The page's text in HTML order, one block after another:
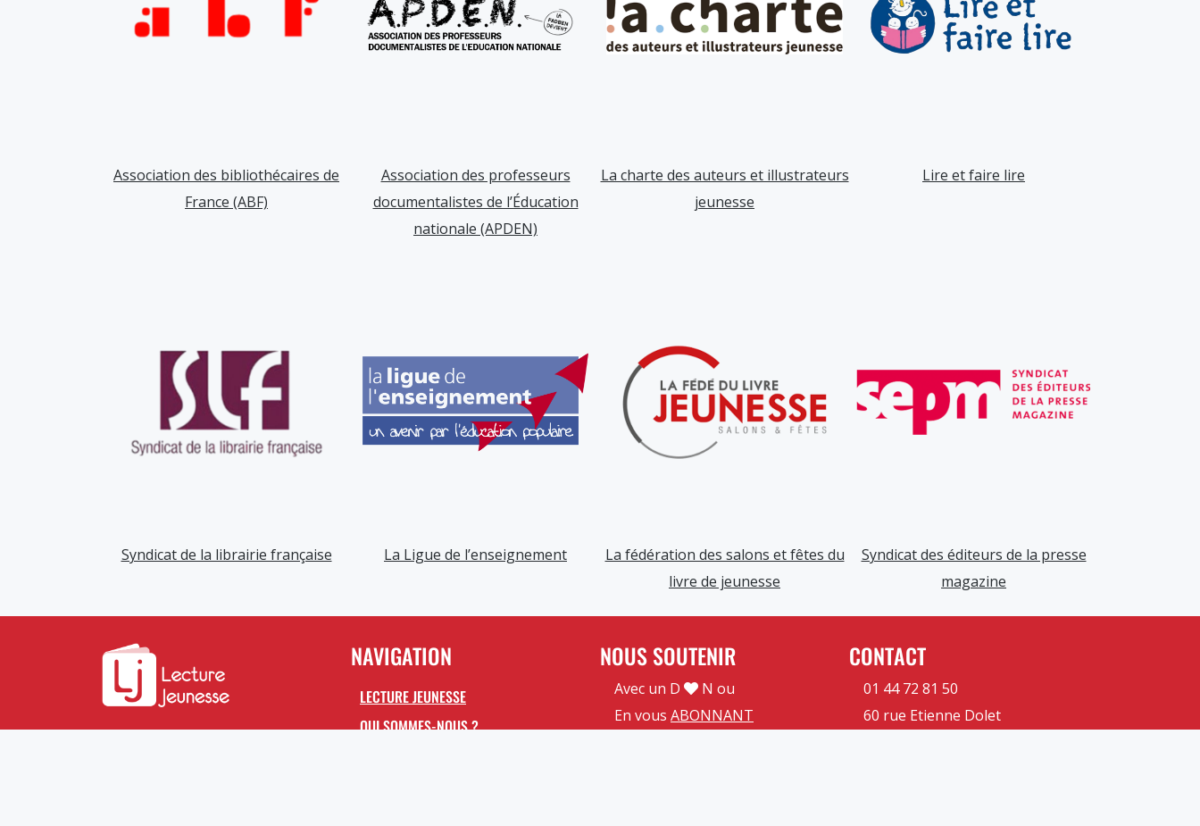
Association des bibliothécaires de
France (ABF)
Association des professeurs
documentalistes de l’Éducation
nationale (APDEN)
La charte des auteurs et illustrateurs
jeunesse
Lire et faire lire
Syndicat de la librairie française La Ligue de l’enseignement
La fédération des salons et fêtes du
livre de jeunesse
Syndicat des éditeurs de la presse
magazine
NAVIGATION
LECTURE JEUNESSE
QUI SOMMES-NOUS ?
NOUS SOUTENIR
Avec un D
N ou
En vous ABONNANT
CONTACT
01 44 72 81 50
60 rue Etienne Dolet